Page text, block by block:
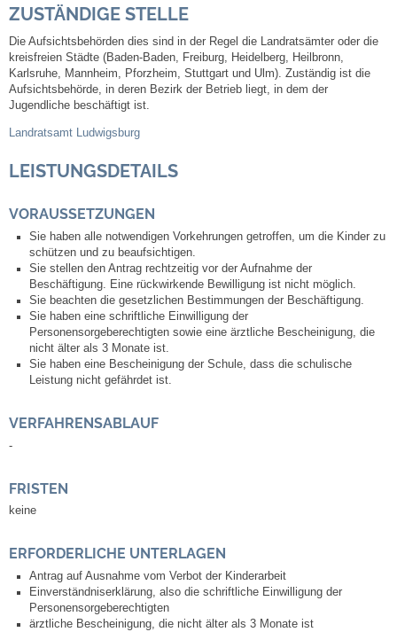
Leben
Bauen & Wohnen
NETZMonitor
Laufende beschränkte Ausschreibungen
Bebauungspläne
Fortschreibung Flächennutzungsplan
Förderprogramm Balkonkraftwerk
Kommunale Wärmeplanung
Betreuung & Bildung
Schulen
Kindergärten
ZUSTÄNDIGE STELLE
Die Aufsichtsbehörden dies sind in der Regel die Landratsämter oder die
kreisfreien Städte (Baden-Baden, Freiburg, Heidelberg, Heilbronn,
Karlsruhe, Mannheim, Pforzheim, Stuttgart und Ulm). Zuständig ist die
Aufsichtsbehörde, in deren Bezirk der Betrieb liegt, in dem der
Jugendliche beschäftigt ist.
Landratsamt Ludwigsburg
LEISTUNGSDETAILS
VORAUSSETZUNGEN
Sie haben alle notwendigen Vorkehrungen getroffen, um die Kinder zu
schützen und zu beaufsichtigen.
Sie stellen den Antrag rechtzeitig vor der Aufnahme der
Beschäftigung. Eine rückwirkende Bewilligung ist nicht möglich.
Sie beachten die gesetzlichen Bestimmungen der Beschäftigung.
Sie haben eine schriftliche Einwilligung der
Personensorgeberechtigten sowie eine ärztliche Bescheinigung, die
nicht älter als 3 Monate ist.
Sie haben eine Bescheinigung der Schule, dass die schulische
Leistung nicht gefährdet ist.
VERFAHRENSABLAUF
-
FRISTEN
keine
ERFORDERLICHE UNTERLAGEN
Antrag auf Ausnahme vom Verbot der Kinderarbeit
Einverständniserklärung, also die schriftliche Einwilligung der
Personensorgeberechtigten
ärztliche Bescheinigung, die nicht älter als 3 Monate ist